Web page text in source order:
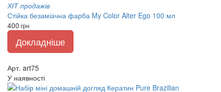
ХІТ продажів
Стійка безаміачна фарба My Color Alter Ego 100 мл
400 грн
Докладніше
Арт. art75
У наявності